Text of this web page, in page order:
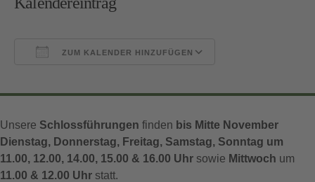
ZUM KALENDER HINZUFÜGEN
Unsere Schlossführungen finden bis Mitte November
Dienstag, Donnerstag, Freitag, Samstag, Sonntag um
11.00, 12.00, 14.00, 15.00 & 16.00 Uhr sowie Mittwoch um
11.00 & 12.00 Uhr statt.